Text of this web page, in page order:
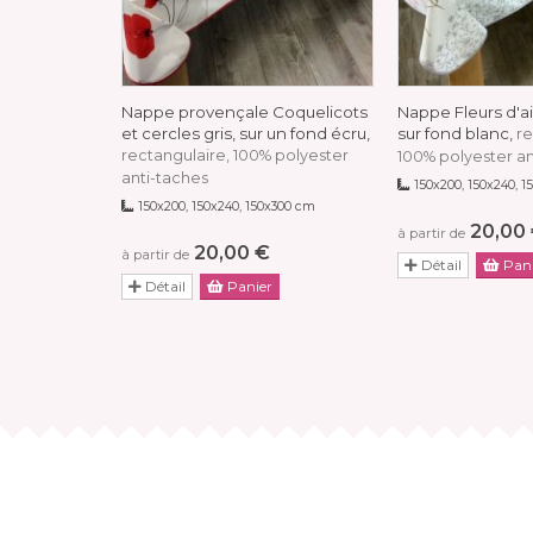
Nappe provençale Coquelicots
et cercles gris, sur un fond écru,
rectangulaire, 100% polyester
anti-taches
150x200, 150x240, 150x300 cm
à partir de 20,00 €
Détail Panier
Nappe Fleurs
sur fond blanc,
100% polyester
150x200, 150x240,
à partir de 20,00
Détail